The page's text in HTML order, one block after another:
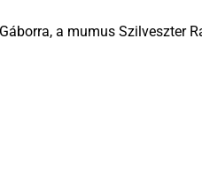
a mumus Szilveszter